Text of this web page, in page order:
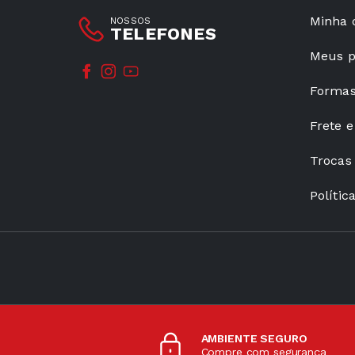
NOSSOS
TELEFONES
Minha
Meus
Frete
AMBIENTE SEGURO
Compre com segurança